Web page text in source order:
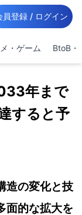
員登録 / ログイン
・ゲーム BtoB・
年まで
すると予
造の変化と技
面的な拡大を